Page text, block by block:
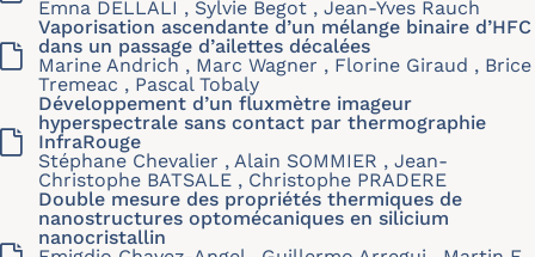
Emna DELLALI , Sylvie Begot , Jean-Yves Rauch
Vaporisation ascendante d’un mélange binaire d’HFC
dans un passage d’ailettes décalées
Marine Andrich , Marc Wagner , Florine Giraud , Brice
Tremeac , Pascal Tobaly
Développement d’un fluxmètre imageur
hyperspectrale sans contact par thermographie
InfraRouge
Stéphane Chevalier , Alain SOMMIER , Jean-
Christophe BATSALE , Christophe PRADERE
Double mesure des propriétés thermiques de
nanostructures optomécaniques en silicium
nanocristallin